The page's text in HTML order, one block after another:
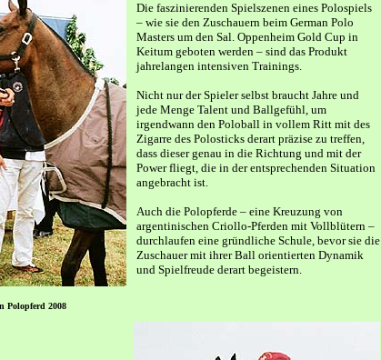
Polopferd 2008
Die faszinierenden Spielszenen eines Polospiels
– wie sie den Zuschauern beim German Polo
Masters um den Sal. Oppenheim Gold Cup in
Keitum geboten werden – sind das Produkt
jahrelangen intensiven Trainings.
Nicht nur der Spieler selbst braucht Jahre und
jede Menge Talent und Ballgefühl, um
irgendwann den Poloball in vollem Ritt mit des
Zigarre des Polosticks derart präzise zu treffen,
dass dieser genau in die Richtung und mit der
Power fliegt, die in der entsprechenden Situation
angebracht ist.
Auch die Polopferde – eine Kreuzung von
argentinischen Criollo-Pferden mit Vollblütern –
durchlaufen eine gründliche Schule, bevor sie die
Zuschauer mit ihrer Ball orientierten Dynamik
und Spielfreude derart begeistern.